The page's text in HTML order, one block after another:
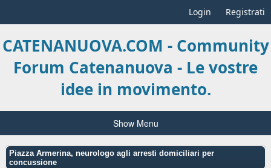
Login Registrati
CATENANUOVA.COM - Community
Forum Catenanuova - Le vostre
idee in movimento.
Show Menu
Piazza Armerina, neurologo agli arresti domiciliari per
concussione